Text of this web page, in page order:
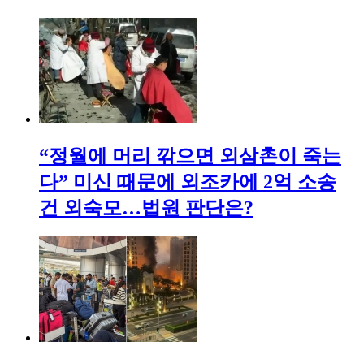
“정월에 머리 깎으면 외삼촌이 죽는
다” 미신 때문에 외조카에 2억 소송
건 외숙모…법원 판단은?